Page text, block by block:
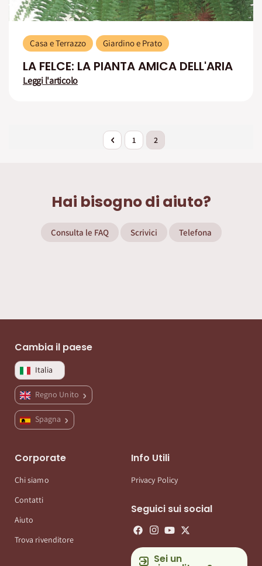
Casa e Terrazzo Giardino e Prato
LA FELCE: LA PIANTA AMICA DELL'ARIA
Leggi l'articolo
PaginaPagina
Precedente
Pagina
1 Attualmente stai leggendo la
2
Hai bisogno di aiuto?
Consulta le FAQ Scrivici Telefona
Cambia il paese
Italia
Regno Unito
Spagna
Corporate
Chi siamo
Contatti
Aiuto
Trova rivenditore
Info Utili
Privacy Policy
Seguici sui social
Sei un